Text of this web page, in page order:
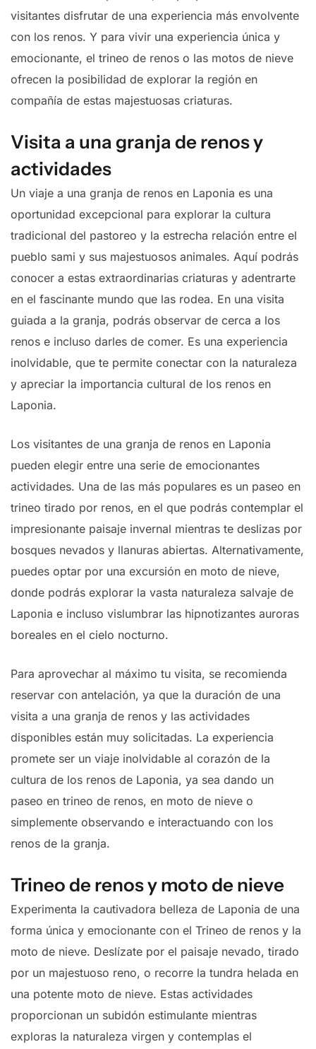
visitantes disfrutar de una experiencia más envolvente
con los renos. Y para vivir una experiencia única y
emocionante, el trineo de renos o las motos de nieve
ofrecen la posibilidad de explorar la región en
compañía de estas majestuosas criaturas.
Visita a una granja de renos y
actividades
Un viaje a una granja de renos en Laponia es una
oportunidad excepcional para explorar la cultura
tradicional del pastoreo y la estrecha relación entre el
pueblo sami y sus majestuosos animales. Aquí podrás
conocer a estas extraordinarias criaturas y adentrarte
en el fascinante mundo que las rodea. En una visita
guiada a la granja, podrás observar de cerca a los
renos e incluso darles de comer. Es una experiencia
inolvidable, que te permite conectar con la naturaleza
y apreciar la importancia cultural de los renos en
Laponia.
Los visitantes de una granja de renos en Laponia
pueden elegir entre una serie de emocionantes
actividades. Una de las más populares es un paseo en
trineo tirado por renos, en el que podrás contemplar el
impresionante paisaje invernal mientras te deslizas por
bosques nevados y llanuras abiertas. Alternativamente,
puedes optar por una excursión en moto de nieve,
donde podrás explorar la vasta naturaleza salvaje de
Laponia e incluso vislumbrar las hipnotizantes auroras
boreales en el cielo nocturno.
Para aprovechar al máximo tu visita, se recomienda
reservar con antelación, ya que la duración de una
visita a una granja de renos y las actividades
disponibles están muy solicitadas. La experiencia
promete ser un viaje inolvidable al corazón de la
cultura de los renos de Laponia, ya sea dando un
paseo en trineo de renos, en moto de nieve o
simplemente observando e interactuando con los
renos de la granja.
Trineo de renos y moto de nieve
Experimenta la cautivadora belleza de Laponia de una
forma única y emocionante con el Trineo de renos y la
moto de nieve. Deslízate por el paisaje nevado, tirado
por un majestuoso reno, o recorre la tundra helada en
una potente moto de nieve. Estas actividades
proporcionan un subidón estimulante mientras
exploras la naturaleza virgen y contemplas el